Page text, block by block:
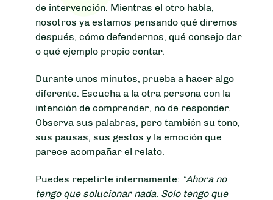
de intervención. Mientras el otro habla,
nosotros ya estamos pensando qué diremos
después, cómo defendernos, qué consejo dar
o qué ejemplo propio contar.
Durante unos minutos, prueba a hacer algo
diferente. Escucha a la otra persona con la
intención de comprender, no de responder.
Observa sus palabras, pero también su tono,
sus pausas, sus gestos y la emoción que
parece acompañar el relato.
Puedes repetirte internamente: “Ahora no
tengo que solucionar nada. Solo tengo que